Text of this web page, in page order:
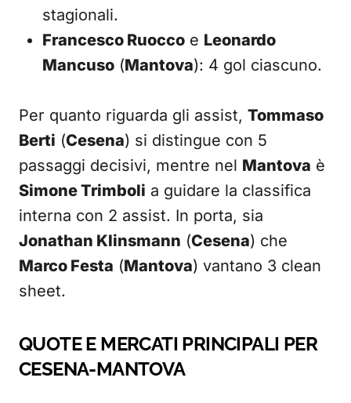
stagionali.
Francesco Ruocco e Leonardo
Mancuso (Mantova): 4 gol ciascuno.
Per quanto riguarda gli assist, Tommaso
Berti (Cesena) si distingue con 5
passaggi decisivi, mentre nel Mantova è
Simone Trimboli a guidare la classifica
interna con 2 assist. In porta, sia
Jonathan Klinsmann (Cesena) che
Marco Festa (Mantova) vantano 3 clean
sheet.
QUOTE E MERCATI PRINCIPALI PER
CESENA-MANTOVA